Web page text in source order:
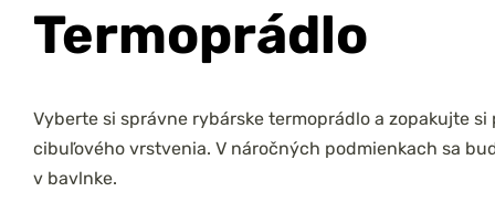
Termoprádlo
Vyberte si správne rybárske termoprádlo a zopakujte si
cibuľového vrstvenia. V náročných podmienkach sa
v bavlnke.